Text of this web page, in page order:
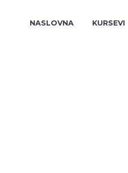
NASLOVNA KURSEVI